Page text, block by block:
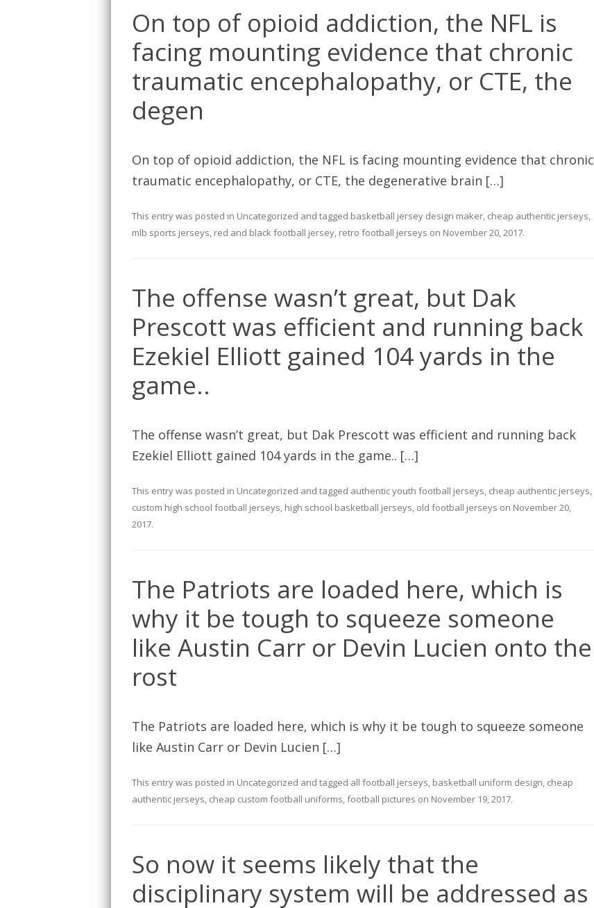
On top of opioid addiction, the NFL is
facing mounting evidence that chronic
traumatic encephalopathy, or CTE, the
degen
On top of opioid addiction, the NFL is facing mounting evidence that chronic
traumatic encephalopathy, or CTE, the degenerative brain […]
This entry was posted in Uncategorized and tagged basketball jersey design maker, cheap authentic jerseys,
mlb sports jerseys, red and black football jersey, retro football jerseys on November 20, 2017.
The offense wasn’t great, but Dak
Prescott was efficient and running back
Ezekiel Elliott gained 104 yards in the
game..
The offense wasn’t great, but Dak Prescott was efficient and running back
Ezekiel Elliott gained 104 yards in the game.. […]
This entry was posted in Uncategorized and tagged authentic youth football jerseys, cheap authentic jerseys,
custom high school football jerseys, high school basketball jerseys, old football jerseys on November 20,
2017.
The Patriots are loaded here, which is
why it be tough to squeeze someone
like Austin Carr or Devin Lucien onto the
rost
The Patriots are loaded here, which is why it be tough to squeeze someone
like Austin Carr or Devin Lucien […]
This entry was posted in Uncategorized and tagged all football jerseys, basketball uniform design, cheap
authentic jerseys, cheap custom football uniforms,football pictures on November 19, 2017.
So now it seems likely that the
disciplinary system will be addressed as